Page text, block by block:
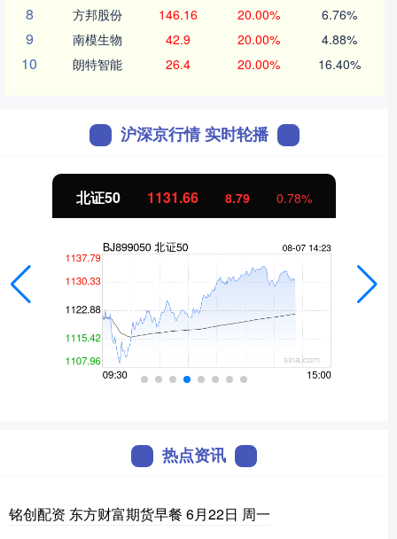
8 方邦股份 146.16 20.00% 6.76%
9 南模生物 42.9 20.00% 4.88%
10 朗特智能 26.4 20.00% 16.40%
沪深京行情 实时轮播
北证50 1131.70 8.82 0.79%
热点资讯
铭创配资 东方财富期货早餐 6月22日 周一